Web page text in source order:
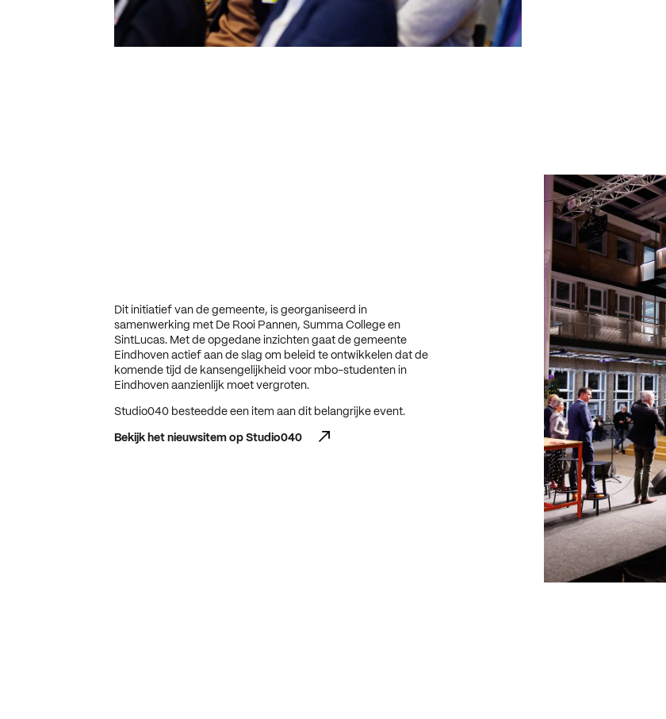
Dit initiatief van de gemeente, is georganiseerd in
samenwerking met De Rooi Pannen, Summa College en
SintLucas. Met de opgedane inzichten gaat de gemeente
Eindhoven actief aan de slag om beleid te ontwikkelen dat de
komende tijd de kansengelijkheid voor mbo-studenten in
Eindhoven aanzienlijk moet vergroten.
Studio040 besteedde een item aan dit belangrijke event.
Bekijk het nieuwsitem op Studio040